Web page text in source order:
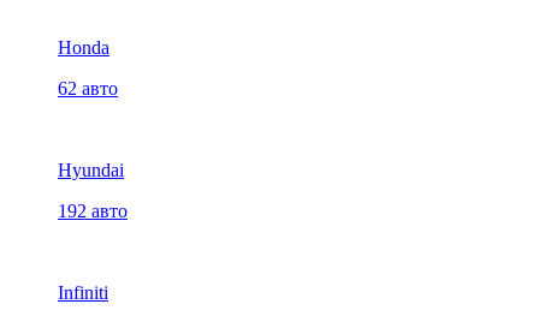
Honda
62 авто
Hyundai
192 авто
Infiniti